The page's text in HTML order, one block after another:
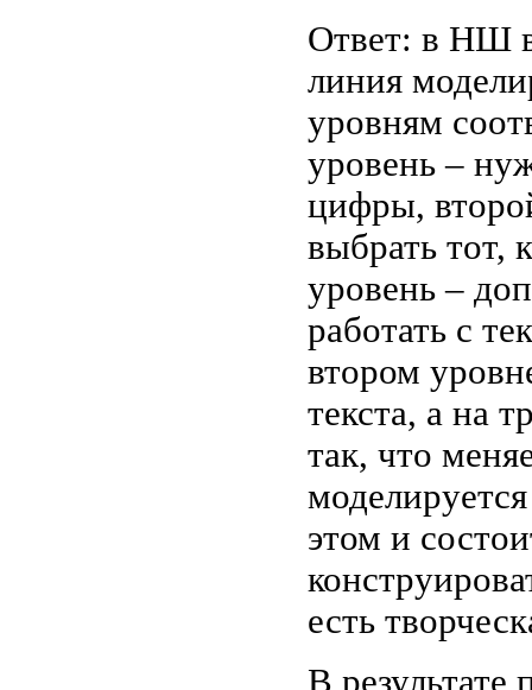
Ответ: в НШ в
линия
уровням
уровень –
цифры,
выбрать тот,
уровень –
работать с
втором
текста, а на
так, что
этом и
есть
В результате